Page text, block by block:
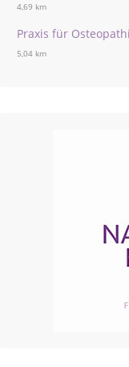
4,69 km
Praxis für
5,04 km